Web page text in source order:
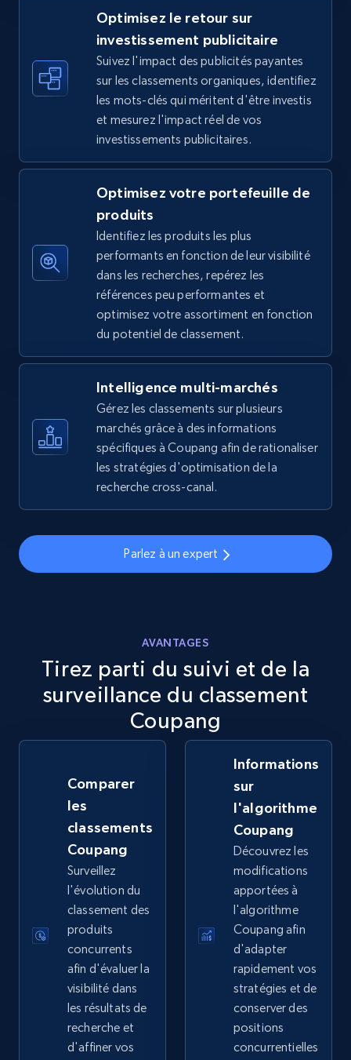
TikTok Shop - discover records by shop url
URL, Title, Available, Description, Currency, Initial
price, Final price, Discount percent, and more.
Amazon sellers info
Seller id, URL, Seller name, Description, Detailed
info, Stars, Feedbacks, Return policy, and more.
378+ Commencer
URL, Product id, Title, Seller name, Seller rating,
Seller reviews, Breadcrumbs, Root category, and
more.
359+ Commencer
2.5K+ 359+ Commencer
eBay - Collect products from shops on eBay
URL, Product id, Title, Seller name, Seller rating,
Seller reviews, Breadcrumbs, Root category, and
more.
2.5K+ Commencer
eBay - Collect records by category
URL, Product id, Title, Seller name, Seller rating,
Seller reviews, Breadcrumbs, Root category, and
more.
2.5K+ 359+ Commencer
Optimisez le retour sur
investissement publicitaire
Suivez l'impact des publicités payantes
sur les classements organiques, identifiez
les mots-clés qui méritent d'être investis
et mesurez l'impact réel de vos
investissements publicitaires.
Optimisez votre portefeuille de
produits
Identifiez les produits les plus
performants en fonction de leur visibilité
dans les recherches, repérez les
références peu performantes et
optimisez votre assortiment en fonction
du potentiel de classement.
Intelligence multi-marchés
Gérez les classements sur plusieurs
marchés grâce à des informations
spécifiques à Coupang afin de rationaliser
les stratégies d'optimisation de la
recherche cross-canal.
Parlez à un expert
AVANTAGES
Tirez parti du suivi et de la
surveillance du classement
Coupang
Comparer
les
classements
Coupang
Surveillez
l'évolution du
classement des
produits
concurrents
afin d'évaluer la
visibilité dans
les résultats de
recherche et
d'affiner vos
Informations
sur
l'algorithme
Coupang
Découvrez les
modifications
apportées à
l'algorithme
Coupang afin
d'adapter
rapidement vos
stratégies et de
conserver des
positions
concurrentielles